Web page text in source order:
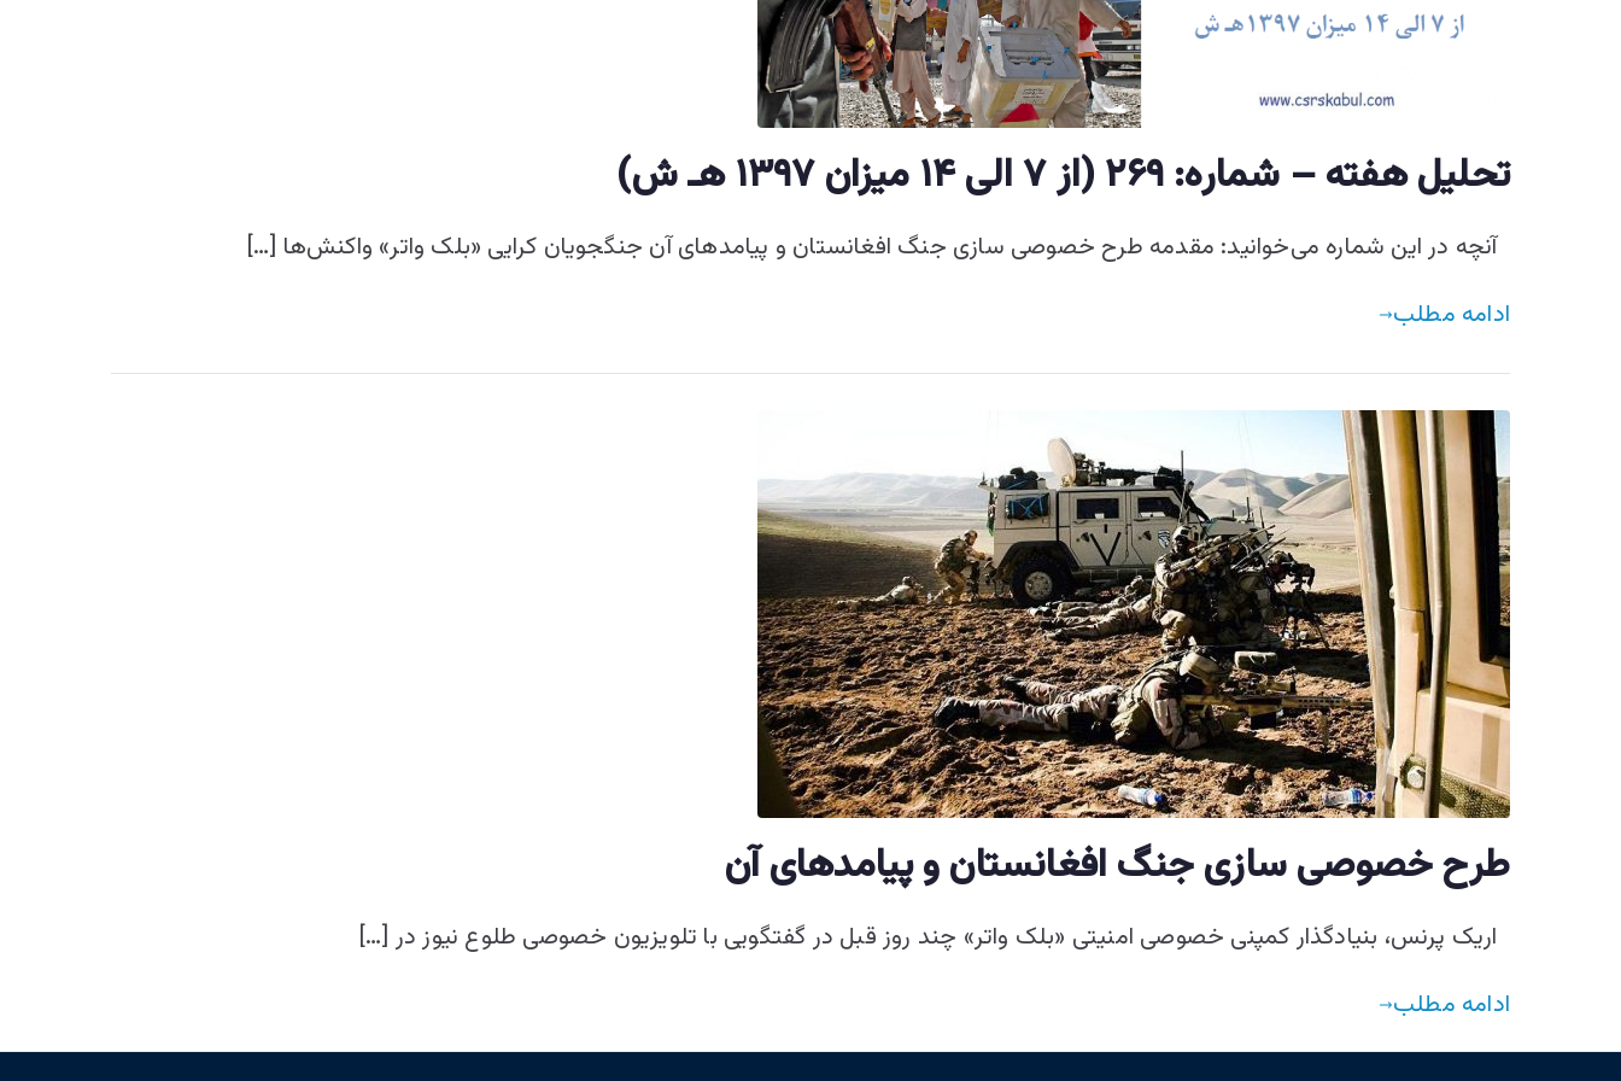
تحليل هفته – شماره: ۲۶۹ (از ۷ الی ۱۴ میزان ۱۳۹۷ هـ ش)
آنچه در این شماره می‌خوانید: مقدمه طرح خصوصی سازی جنگ افغانستان و پیامدهای آن جنگجویان کرایی «بلک واتر» واکنش‌ها […]
ادامه مطلب
طرح خصوصی سازی جنگ افغانستان و پیامدهای آن
اریک پرنس، بنیادگذار کمپنی خصوصی امنیتی «بلک واتر» چند روز قبل در گفتگویی با تلویزیون خصوصی طلوع نیوز در […]
ادامه مطلب